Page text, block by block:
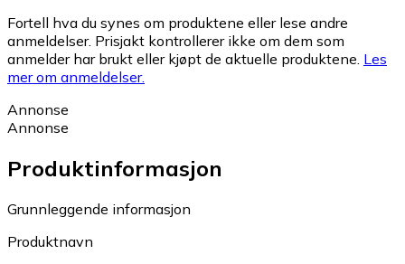
Fortell hva du synes om produktene eller lese andre
anmeldelser. Prisjakt kontrollerer ikke om dem som
anmelder har brukt eller kjøpt de aktuelle produktene. Les
mer om anmeldelser.
Annonse
Annonse
Produktinformasjon
Grunnleggende informasjon
Produktnavn